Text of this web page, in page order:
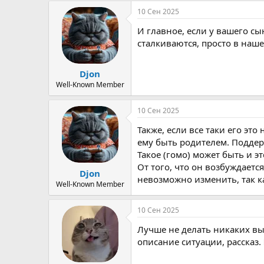
Я стал расспрашивать
долго они вместе, как
«романтическом фронте».
полтора года. До этого все
Прекращались всегда только
счастьем.
С Еленой всё было по-другому.
зарабатывала. Ему было с ней
таточно быстро начали жить
подарила мама на 20-летие. Её
поровну. Кирилл работал в IT-
он сразу согласился на её
За полтора года совместного
серьёзные испытания. Были
почке. Кирилл очень помогал
сложности с работой. Тут уже
их отношений было
хотела бы свадьбу, семью,
Djon
Well-Known Member
10 Сен 2025
И главное, если у вашего
сталкиваются, просто в
Djon
Well-Known Member
10 Сен 2025
Также, если все таки его
ему быть родителем.
Такое (гомо) может быть и
От того, что он
невозможно изменить, так
10 Сен 2025
Лучше не делать никаких
описание ситуации,